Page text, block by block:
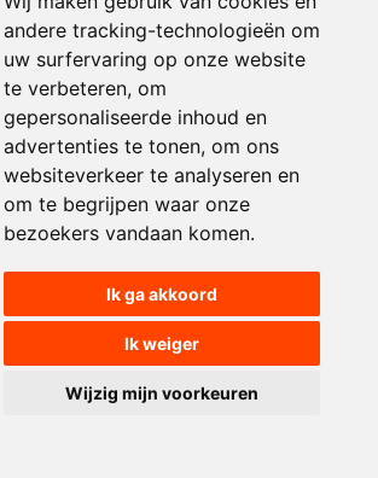
andere tracking-technologieën om
uw surfervaring op onze website
te verbeteren, om
gepersonaliseerde inhoud en
advertenties te tonen, om ons
websiteverkeer te analyseren en
om te begrijpen waar onze
bezoekers vandaan komen.
Ik ga akkoord
Ik weiger
Wijzig mijn voorkeuren
het gekke rendier